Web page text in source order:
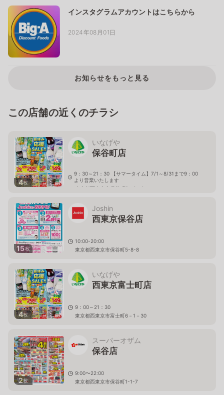
インスタグラムアカウントはこちらから
2024年08月01日
お知らせをもっと見る
この店舗の近くのチラシ
4枚
いなげや
保谷町店
9：30～21：30 【サマータイム】7/1～8/31まで9：00
より営業いたします
東京都西東京市保谷町5－8－8
15枚
Joshin
西東京保谷店
10:00-20:00
東京都西東京市保谷町5-8-8
4枚
いなげや
西東京富士町店
9：00～21：30
東京都西東京市富士町6－1－30
2枚
スーパーオザム
保谷店
9:00〜22:00
東京都西東京市保谷町1-1-7